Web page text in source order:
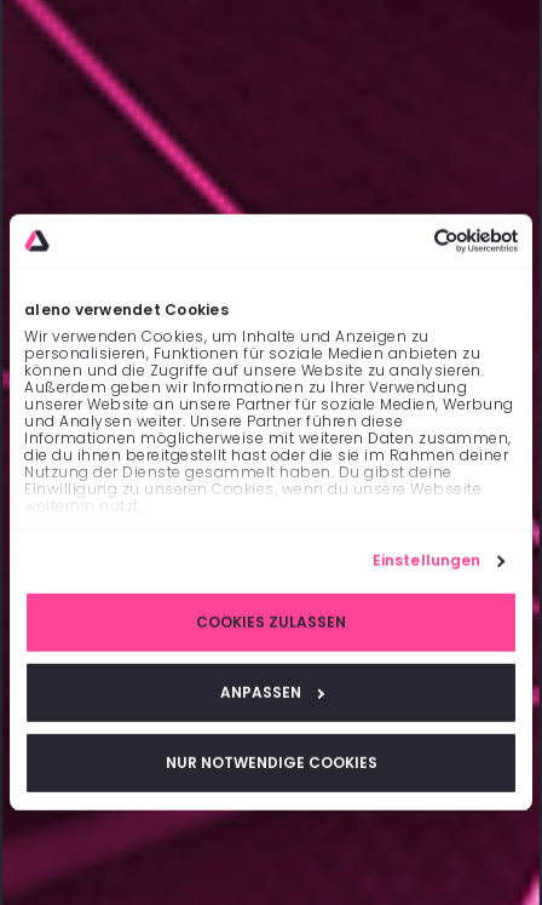
aleno verwendet Cookies
Wir verwenden Cookies, um Inhalte und Anzeigen zu
personalisieren, Funktionen für soziale Medien anbieten zu
können und die Zugriffe auf unsere Website zu analysieren.
Außerdem geben wir Informationen zu Ihrer Verwendung
unserer Website an unsere Partner für soziale Medien, Werbung
und Analysen weiter. Unsere Partner führen diese
Informationen möglicherweise mit weiteren Daten zusammen,
die du ihnen bereitgestellt hast oder die sie im Rahmen deiner
Nutzung der Dienste gesammelt haben. Du gibst deine
Einwilligung zu unseren Cookies, wenn du unsere Webseite
weiterhin nutzt.
Einstellungen
COOKIES ZULASSEN
ANPASSEN
NUR NOTWENDIGE COOKIES